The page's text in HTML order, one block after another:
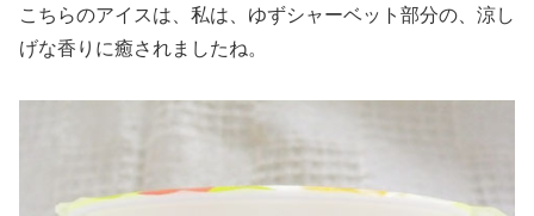
こちらのアイスは、私は、ゆずシャーベット部分の、涼し
げな香りに癒されましたね。